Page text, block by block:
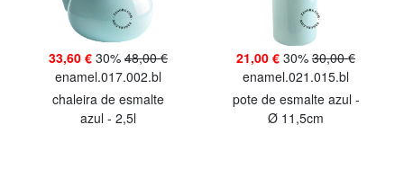
33,60 € 30% 48,00 €
enamel.017.002.bl
chaleira de esmalte
azul - 2,5l
21,00 € 30% 30,00 €
enamel.021.015.bl
pote de esmalte azul -
Ø 11,5cm